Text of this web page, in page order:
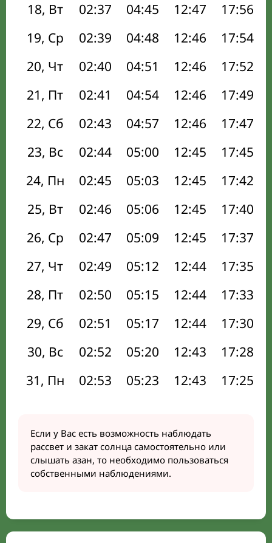
18, Вт
02:37 04:45 12:47 17:56
19, Ср
02:39 04:48 12:46 17:54
20, Чт
02:40 04:51 12:46 17:52
21, Пт
02:41 04:54 12:46 17:49
22, Сб
02:43 04:57 12:46 17:47
23, Вс
02:44 05:00 12:45 17:45
24, Пн
02:45 05:03 12:45 17:42
25, Вт
02:46 05:06 12:45 17:40
26, Ср
02:47 05:09 12:45 17:37
27, Чт
02:49 05:12 12:44 17:35
28, Пт
02:50 05:15 12:44 17:33
29, Сб
02:51 05:17 12:44 17:30
30, Вс
02:52 05:20 12:43 17:28
31, Пн
02:53 05:23 12:43 17:25
Если у Вас есть возможность наблюдать
рассвет и закат солнца самостоятельно или
слышать азан, то необходимо пользоваться
собственными наблюдениями.